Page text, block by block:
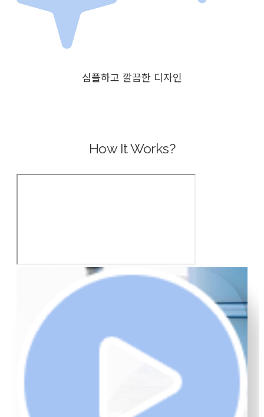
심플하고 깔끔한 디자인
How It Works?